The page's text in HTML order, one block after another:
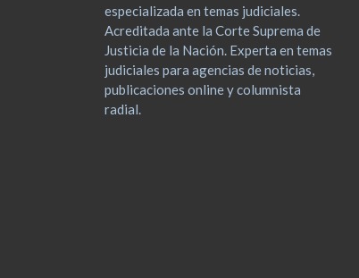
especializada en temas judiciales.
Acreditada ante la Corte Suprema de
Justicia de la Nación. Experta en temas
judiciales para agencias de noticias,
publicaciones online y columnista
radial.